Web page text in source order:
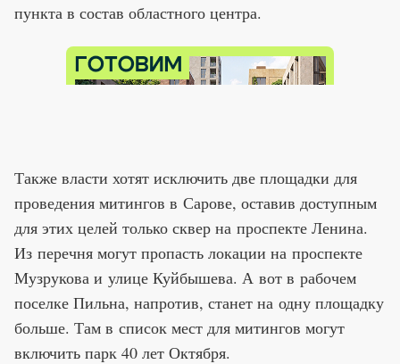
пункта в состав областного центра.
Также власти хотят исключить две площадки для
проведения митингов в Сарове, оставив доступным
для этих целей только сквер на проспекте Ленина.
Из перечня могут пропасть локации на проспекте
Музрукова и улице Куйбышева. А вот в рабочем
поселке Пильна, напротив, станет на одну площадку
больше. Там в список мест для митингов могут
включить парк 40 лет Октября.